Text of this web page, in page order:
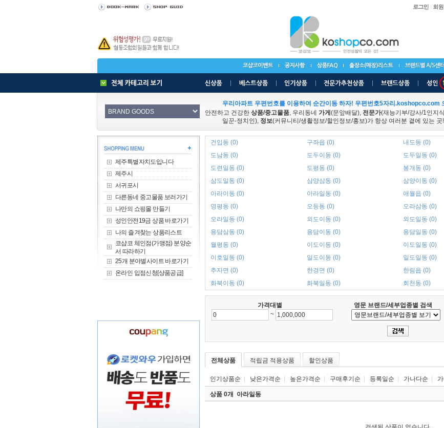
우리아파트 우편번호를 이용하여 순간이동 하자! 우편번호5자리.koshopco.com
안전하고 건강한 상품/중고물품, 우리동네 가게 (문앞배달), 전문가(재능기부/강사/1인지
일꾼-정치인), 정보(커뮤니티/생활정보/할인정보/홍보)가 항상 여러분 곁에 있는 곳!
제주특별자치도입니다
제주시
서귀포시
다른동네 중고물품 보러가기
나만의 쇼핑몰 만들기
성인안전19금 상품 바로가기
나의 즐겨찾는 상품리스트
코샵코 체인점(가맹점) 분양순
서 따라하기
25개 분야별사이트 바로가기
온라인 입점신청[상품공급]
건입동 (0) 구좌읍 (0) 내도동 (0)
도남동 (0)
도두이동 (0) 도두일동 (0)
도련일동 (0)
도평동 (0) 봉개동 (0)
삼도일동 (0)
삼양삼동 (0) 삼양이동 (0)
아라이동 (0)
아라일동 (0) 애월읍 (0)
영평동 (0)
오등동 (0) 오라삼동 (0)
오라일동 (0)
외도이동 (0) 외도일동 (0)
용담삼동 (0)
용담이동 (0) 용담일동 (0)
월평동 (0)
이도이동 (0) 이도일동 (0)
이호일동 (0)
일도이동 (0) 일도일동 (0)
추자면 (0)
한경면 (0) 한림읍 (0)
화북이동 (0)
화북일동 (0) 회천동 (0)
가격대별 영문 브랜드/세부업종별 검색
~
전체상품 적립금 적용상품 할인상품
인기상품순 낮은가격순 높은가격순 구매후기순 등록일순 가나다순
상품 0개 아라일동